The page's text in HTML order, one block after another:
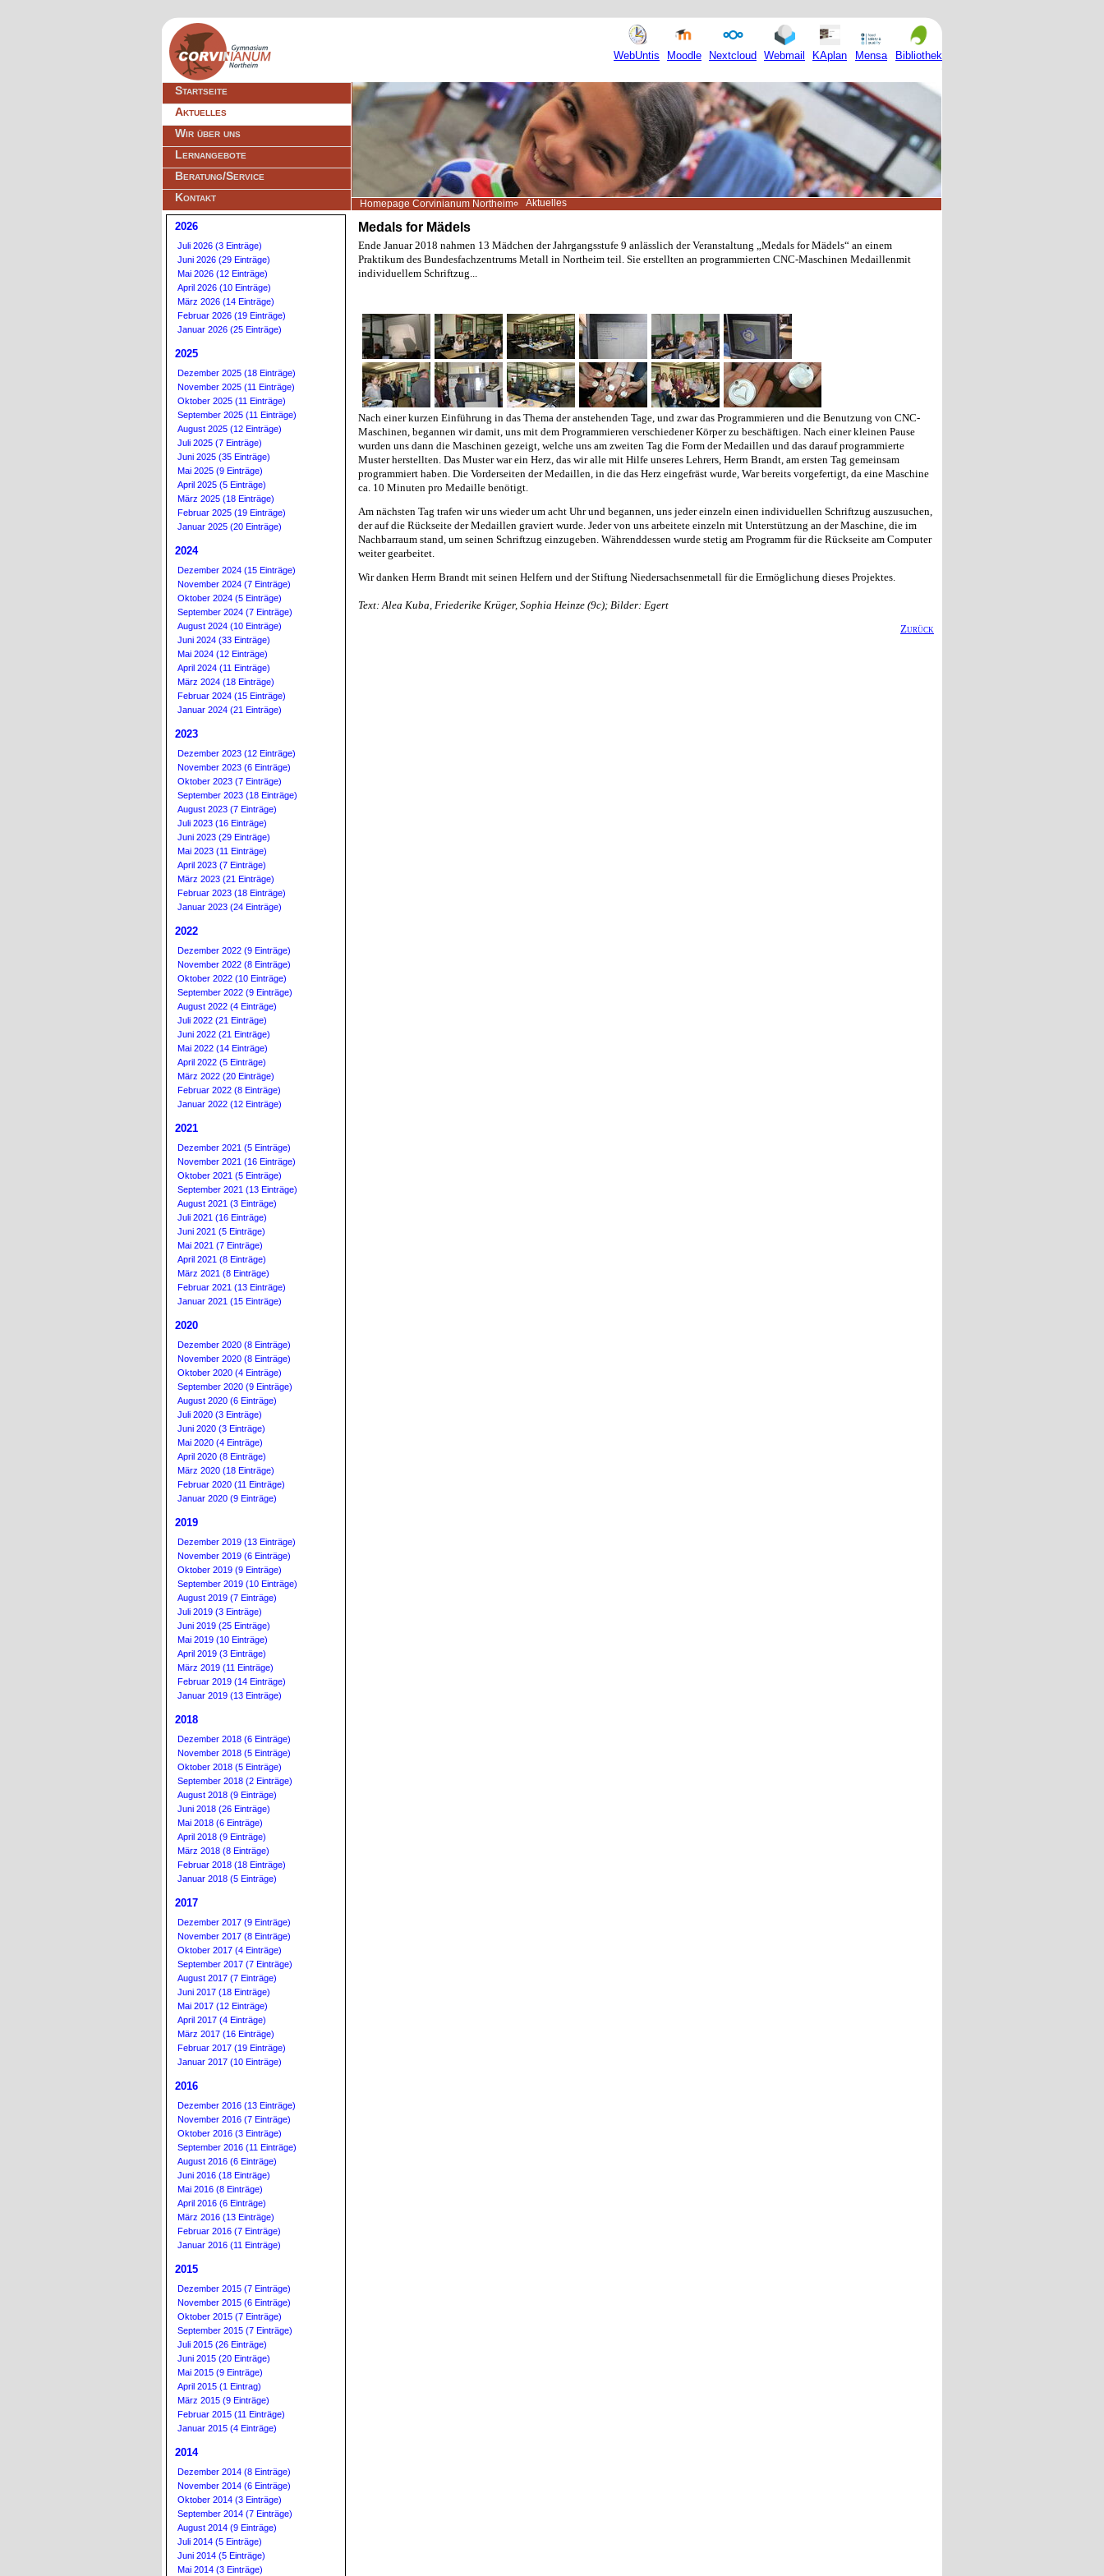
WebUntis Moodle Nextcloud Webmail KAplan Mensa Bibliothek
Navigation
überspringen
Startseite
Aktuelles
Wir über uns
Lernangebote
Beratung/Service
Kontakt
Homepage Corvinianum Northeim Aktuelles
Medals for Mädels
Ende Januar 2018 nahmen 13 Mädchen der Jahrgangsstufe 9 anlässlich der Veranstaltung „Medals for Mädels“ an einem
Praktikum des Bundesfachzentrums Metall in Northeim teil. Sie erstellten an programmierten CNC-Maschinen Medaillenmit
individuellem Schriftzug...
Nach einer kurzen Einführung in das Thema der anstehenden Tage, und zwar das Programmieren und die Benutzung von CNC-
Maschinen, begannen wir damit, uns mit dem Programmieren verschiedener Körper zu beschäftigen. Nach einer kleinen Pause
wurden uns dann die Maschinen gezeigt, welche uns am zweiten Tag die Form der Medaillen und das darauf programmierte
Muster herstellten. Das Muster war ein Herz, das wir alle mit Hilfe unseres Lehrers, Herrn Brandt, am ersten Tag gemeinsam
programmiert haben. Die Vorderseiten der Medaillen, in die das Herz eingefräst wurde, War bereits vorgefertigt, da eine Maschine
ca. 10 Minuten pro Medaille benötigt.
Am nächsten Tag trafen wir uns wieder um acht Uhr und begannen, uns jeder einzeln einen individuellen Schriftzug auszusuchen,
der auf die Rückseite der Medaillen graviert wurde. Jeder von uns arbeitete einzeln mit Unterstützung an der Maschine, die im
Nachbarraum stand, um seinen Schriftzug einzugeben. Währenddessen wurde stetig am Programm für die Rückseite am Computer
weiter gearbeitet.
Wir danken Herrn Brandt mit seinen Helfern und der Stiftung Niedersachsenmetall für die Ermöglichung dieses Projektes.
Text: Alea Kuba, Friederike Krüger, Sophia Heinze (9c); Bilder: Egert
Zurück
2026
Juli 2026 (3 Einträge)
Juni 2026 (29 Einträge)
Mai 2026 (12 Einträge)
April 2026 (10 Einträge)
März 2026 (14 Einträge)
Februar 2026 (19 Einträge)
Januar 2026 (25 Einträge)
2025
Dezember 2025 (18 Einträge)
November 2025 (11 Einträge)
Oktober 2025 (11 Einträge)
September 2025 (11 Einträge)
August 2025 (12 Einträge)
Juli 2025 (7 Einträge)
Juni 2025 (35 Einträge)
Mai 2025 (9 Einträge)
April 2025 (5 Einträge)
März 2025 (18 Einträge)
Februar 2025 (19 Einträge)
Januar 2025 (20 Einträge)
2024
Dezember 2024 (15 Einträge)
November 2024 (7 Einträge)
Oktober 2024 (5 Einträge)
September 2024 (7 Einträge)
August 2024 (10 Einträge)
Juni 2024 (33 Einträge)
Mai 2024 (12 Einträge)
April 2024 (11 Einträge)
März 2024 (18 Einträge)
Februar 2024 (15 Einträge)
Januar 2024 (21 Einträge)
2023
Dezember 2023 (12 Einträge)
November 2023 (6 Einträge)
Oktober 2023 (7 Einträge)
September 2023 (18 Einträge)
August 2023 (7 Einträge)
Juli 2023 (16 Einträge)
Juni 2023 (29 Einträge)
Mai 2023 (11 Einträge)
April 2023 (7 Einträge)
März 2023 (21 Einträge)
Februar 2023 (18 Einträge)
Januar 2023 (24 Einträge)
2022
Dezember 2022 (9 Einträge)
November 2022 (8 Einträge)
Oktober 2022 (10 Einträge)
September 2022 (9 Einträge)
August 2022 (4 Einträge)
Juli 2022 (21 Einträge)
Juni 2022 (21 Einträge)
Mai 2022 (14 Einträge)
April 2022 (5 Einträge)
März 2022 (20 Einträge)
Februar 2022 (8 Einträge)
Januar 2022 (12 Einträge)
2021
Dezember 2021 (5 Einträge)
November 2021 (16 Einträge)
Oktober 2021 (5 Einträge)
September 2021 (13 Einträge)
August 2021 (3 Einträge)
Juli 2021 (16 Einträge)
Juni 2021 (5 Einträge)
Mai 2021 (7 Einträge)
April 2021 (8 Einträge)
März 2021 (8 Einträge)
Februar 2021 (13 Einträge)
Januar 2021 (15 Einträge)
2020
Dezember 2020 (8 Einträge)
November 2020 (8 Einträge)
Oktober 2020 (4 Einträge)
September 2020 (9 Einträge)
August 2020 (6 Einträge)
Juli 2020 (3 Einträge)
Juni 2020 (3 Einträge)
Mai 2020 (4 Einträge)
April 2020 (8 Einträge)
März 2020 (18 Einträge)
Februar 2020 (11 Einträge)
Januar 2020 (9 Einträge)
2019
Dezember 2019 (13 Einträge)
November 2019 (6 Einträge)
Oktober 2019 (9 Einträge)
September 2019 (10 Einträge)
August 2019 (7 Einträge)
Juli 2019 (3 Einträge)
Juni 2019 (25 Einträge)
Mai 2019 (10 Einträge)
April 2019 (3 Einträge)
März 2019 (11 Einträge)
Februar 2019 (14 Einträge)
Januar 2019 (13 Einträge)
2018
Dezember 2018 (6 Einträge)
November 2018 (5 Einträge)
Oktober 2018 (5 Einträge)
September 2018 (2 Einträge)
August 2018 (9 Einträge)
Juni 2018 (26 Einträge)
Mai 2018 (6 Einträge)
April 2018 (9 Einträge)
März 2018 (8 Einträge)
Februar 2018 (18 Einträge)
Januar 2018 (5 Einträge)
2017
Dezember 2017 (9 Einträge)
November 2017 (8 Einträge)
Oktober 2017 (4 Einträge)
September 2017 (7 Einträge)
August 2017 (7 Einträge)
Juni 2017 (18 Einträge)
Mai 2017 (12 Einträge)
April 2017 (4 Einträge)
März 2017 (16 Einträge)
Februar 2017 (19 Einträge)
Januar 2017 (10 Einträge)
2016
Dezember 2016 (13 Einträge)
November 2016 (7 Einträge)
Oktober 2016 (3 Einträge)
September 2016 (11 Einträge)
August 2016 (6 Einträge)
Juni 2016 (18 Einträge)
Mai 2016 (8 Einträge)
April 2016 (6 Einträge)
März 2016 (13 Einträge)
Februar 2016 (7 Einträge)
Januar 2016 (11 Einträge)
2015
Dezember 2015 (7 Einträge)
November 2015 (6 Einträge)
Oktober 2015 (7 Einträge)
September 2015 (7 Einträge)
Juli 2015 (26 Einträge)
Juni 2015 (20 Einträge)
Mai 2015 (9 Einträge)
April 2015 (1 Eintrag)
März 2015 (9 Einträge)
Februar 2015 (11 Einträge)
Januar 2015 (4 Einträge)
2014
Dezember 2014 (8 Einträge)
November 2014 (6 Einträge)
Oktober 2014 (3 Einträge)
September 2014 (7 Einträge)
August 2014 (9 Einträge)
Juli 2014 (5 Einträge)
Juni 2014 (5 Einträge)
Mai 2014 (3 Einträge)